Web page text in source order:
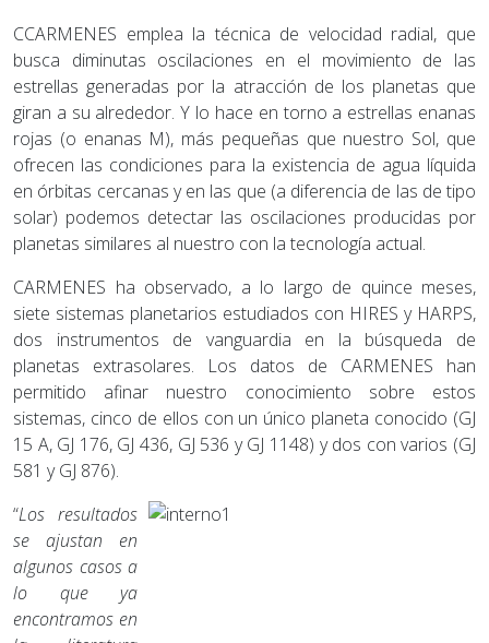
CCARMENES emplea la técnica de velocidad radial, que
busca diminutas oscilaciones en el movimiento de las
estrellas generadas por la atracción de los planetas que
giran a su alrededor. Y lo hace en torno a estrellas enanas
rojas (o enanas M), más pequeñas que nuestro Sol, que
ofrecen las condiciones para la existencia de agua líquida
en órbitas cercanas y en las que (a diferencia de las de tipo
solar) podemos detectar las oscilaciones producidas por
planetas similares al nuestro con la tecnología actual.
CARMENES ha observado, a lo largo de quince meses,
siete sistemas planetarios estudiados con HIRES y HARPS,
dos instrumentos de vanguardia en la búsqueda de
planetas extrasolares. Los datos de CARMENES han
permitido afinar nuestro conocimiento sobre estos
sistemas, cinco de ellos con un único planeta conocido (GJ
15 A, GJ 176, GJ 436, GJ 536 y GJ 1148) y dos con varios (GJ
581 y GJ 876).
“Los resultados
se ajustan en
algunos casos a
lo que ya
encontramos en